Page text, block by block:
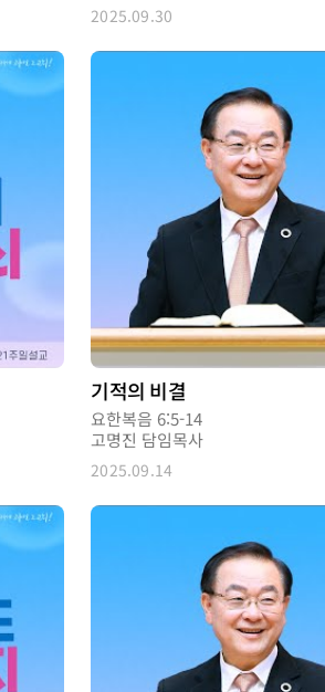
2025.09.30
기적의 비결
요한복음 6:5-14
고명진 담임목사
2025.09.14